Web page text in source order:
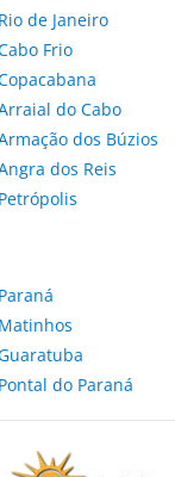
de Janeiro
Frio
do Cabo
dos Búzios
dos Reis
do Paraná